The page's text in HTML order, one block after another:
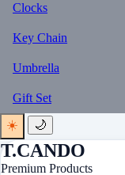
Clocks
Key Chain
Umbrella
Gift Set
☀️
🌙
T.CANDO
Premium Products